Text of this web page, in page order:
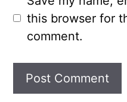
this browser for
comment.